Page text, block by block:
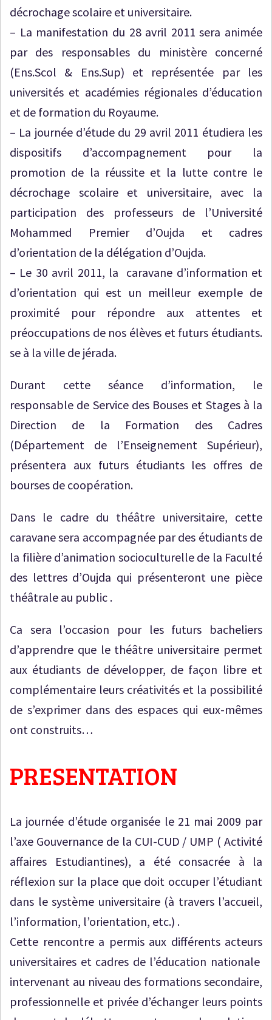
décrochage scolaire et universitaire.
– La manifestation du 28 avril 2011 sera animée
par des responsables du ministère concerné
(Ens.Scol & Ens.Sup) et représentée par les
universités et académies régionales d’éducation
et de formation du Royaume.
– La journée d’étude du 29 avril 2011 étudiera les
dispositifs d’accompagnement pour la
promotion de la réussite et la lutte contre le
décrochage scolaire et universitaire, avec la
participation des professeurs de l’Université
Mohammed Premier d’Oujda et cadres
d’orientation de la délégation d’Oujda.
– Le 30 avril 2011, la caravane d’information et
d’orientation qui est un meilleur exemple de
proximité pour répondre aux attentes et
préoccupations de nos élèves et futurs étudiants.
se à la ville de jérada.
Durant cette séance d’information, le
responsable de Service des Bouses et Stages à la
Direction de la Formation des Cadres
(Département de l’Enseignement Supérieur),
présentera aux futurs étudiants les offres de
bourses de coopération.
Dans le cadre du théâtre universitaire, cette
caravane sera accompagnée par des étudiants de
la filière d’animation socioculturelle de la Faculté
des lettres d’Oujda qui présenteront une pièce
théâtrale au public .
Ca sera l’occasion pour les futurs bacheliers
d’apprendre que le théâtre universitaire permet
aux étudiants de développer, de façon libre et
complémentaire leurs créativités et la possibilité
de s’exprimer dans des espaces qui eux-mêmes
ont construits…
PRESENTATION
La journée d’étude organisée le 21 mai 2009 par
l’axe Gouvernance de la CUI-CUD / UMP ( Activité
affaires Estudiantines), a été consacrée à la
réflexion sur la place que doit occuper l’étudiant
dans le système universitaire (à travers l’accueil,
l’information, l’orientation, etc.) .
Cette rencontre a permis aux différents acteurs
universitaires et cadres de l’éducation nationale
intervenant au niveau des formations secondaire,
professionnelle et privée d’échanger leurs points